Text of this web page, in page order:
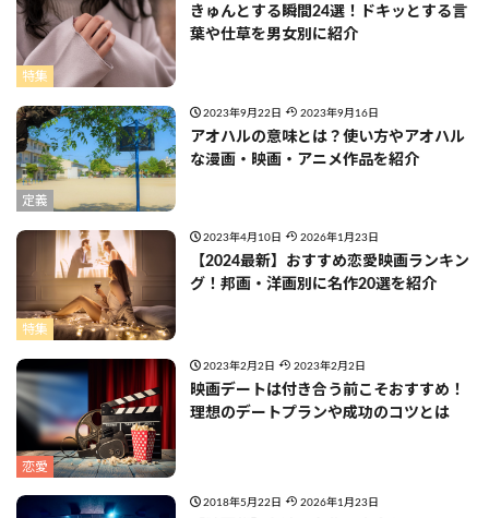
特集
きゅんとする瞬間24選！ドキッとする言
葉や仕草を男女別に紹介
定義
2023年9月22日 2023年9月16日
アオハルの意味とは？使い方やアオハル
な漫画・映画・アニメ作品を紹介
特集
2023年4月10日 2026年1月23日
【2024最新】おすすめ恋愛映画ランキン
グ！邦画・洋画別に名作20選を紹介
恋愛
2023年2月2日 2023年2月2日
映画デートは付き合う前こそおすすめ！
理想のデートプランや成功のコツとは
2018年5月22日 2026年1月23日